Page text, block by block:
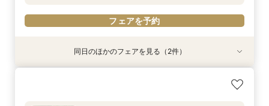
フェアを予約
はじめての結婚式相談も安心！即決不要で安心な
同日のほかのフェアを見る（2件）